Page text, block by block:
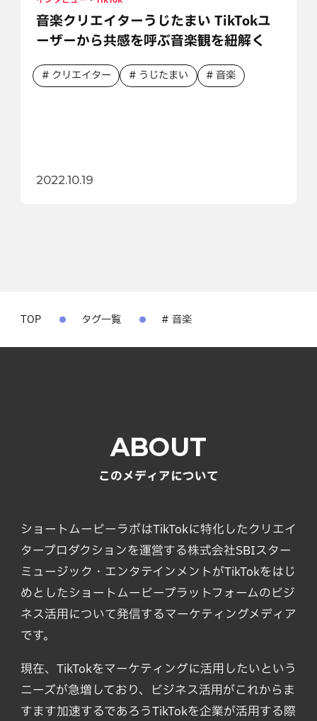
音楽クリエイターうじたまい TikTokユ
ーザーから共感を呼ぶ音楽観を紐解く
クリエイター うじたまい 音楽
2022.10.19
TOP タグ一覧 # 音楽
ABOUT
このメディアについて
ショートムービーラボはTikTokに特化したクリエイ
タープロダクションを運営する株式会社SBIスター
ミュージック・エンタテインメントがTikTokをはじ
めとしたショートムービープラットフォームのビジ
ネス活用について発信するマーケティングメディア
です。
現在、TikTokをマーケティングに活用したいという
ニーズが急増しており、ビジネス活用がこれからま
すます加速するであろうTikTokを企業が活用する際